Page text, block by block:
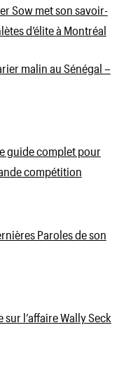
Sow met son savoir-
d’élite à Montréal
malin au Sénégal –
guide complet pour
compétition
Paroles de son
sur l’affaire Wally Seck